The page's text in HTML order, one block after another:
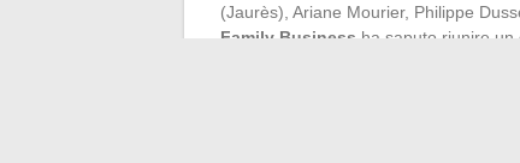
(Jaurès), Ariane Mourier, Philippe
Family Business ha saputo riunire un